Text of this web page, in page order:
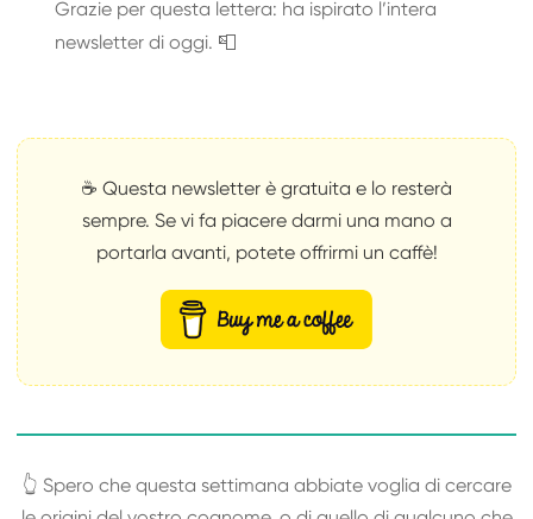
Grazie per questa lettera: ha ispirato l’intera
newsletter di oggi. 📮
☕ Questa newsletter è gratuita e lo resterà
sempre. Se vi fa piacere darmi una mano a
portarla avanti, potete offrirmi un caffè!
👆 Spero che questa settimana abbiate voglia di cercare